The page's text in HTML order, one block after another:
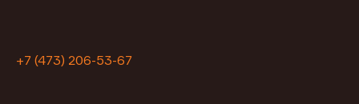
+7 (473) 206-53-67